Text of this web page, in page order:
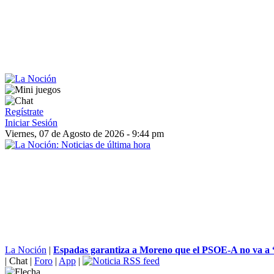
Regístrate
Iniciar Sesión
Viernes, 07 de Agosto de 2026 - 9:44 pm
La Noción | Espadas garantiza a Moreno que el PSOE-A no va a
| Chat | Foro | App |